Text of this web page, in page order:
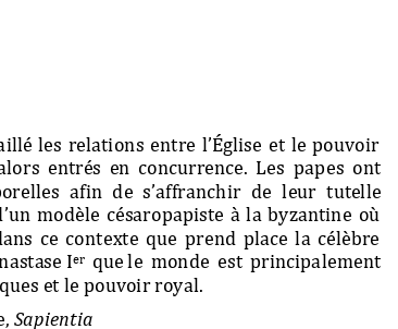
les relations entre l’Église et le pouvoir
entrés  en  concurrence.  Les papes ont
afin  de  s’affranchir  de  leur  tutelle
modèle césaropapiste à la byzantine où
ce contexte que prend place la célèbre
Ier que le  monde  est  principalement
et le pouvoir royal.
Sapientia